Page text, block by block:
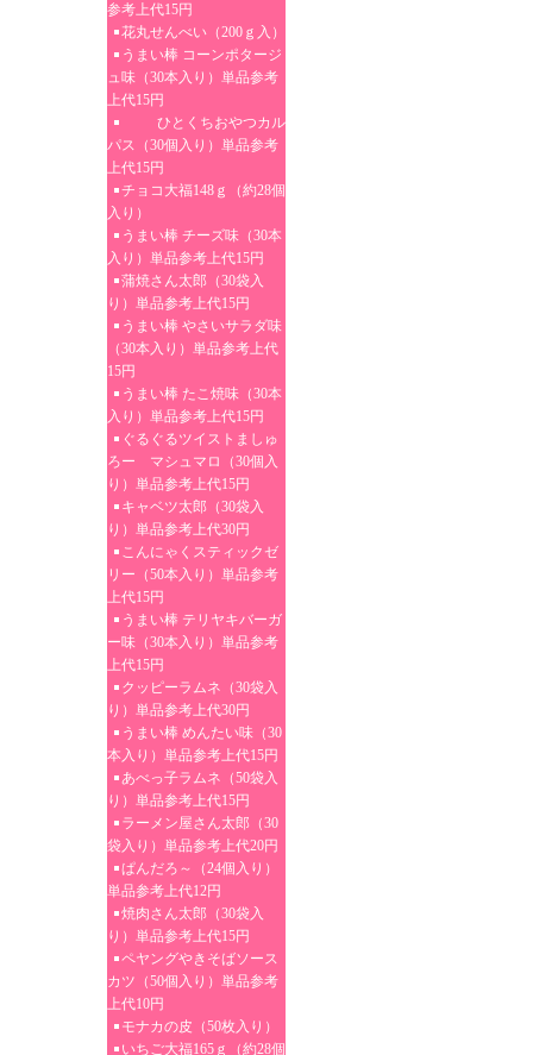
参考上代15円
花丸せんべい（200ｇ入）
うまい棒 コーンポタージ
ュ味（30本入り）単品参考
上代15円
ひとくちおやつカル
パス（30個入り）単品参考
上代15円
チョコ大福148ｇ（約28個
入り）
うまい棒 チーズ味（30本
入り）単品参考上代15円
蒲焼さん太郎（30袋入
り）単品参考上代15円
うまい棒 やさいサラダ味
（30本入り）単品参考上代
15円
うまい棒 たこ焼味（30本
入り）単品参考上代15円
ぐるぐるツイストましゅ
ろー マシュマロ（30個入
り）単品参考上代15円
キャベツ太郎（30袋入
り）単品参考上代30円
こんにゃくスティックゼ
リー（50本入り）単品参考
上代15円
うまい棒 テリヤキバーガ
ー味（30本入り）単品参考
上代15円
クッピーラムネ（30袋入
り）単品参考上代30円
うまい棒 めんたい味（30
本入り）単品参考上代15円
あべっ子ラムネ（50袋入
り）単品参考上代15円
ラーメン屋さん太郎（30
袋入り）単品参考上代20円
ぱんだろ～（24個入り）
単品参考上代12円
焼肉さん太郎（30袋入
り）単品参考上代15円
ペヤングやきそばソース
カツ（50個入り）単品参考
上代10円
モナカの皮（50枚入り）
いちご大福165ｇ（約28個